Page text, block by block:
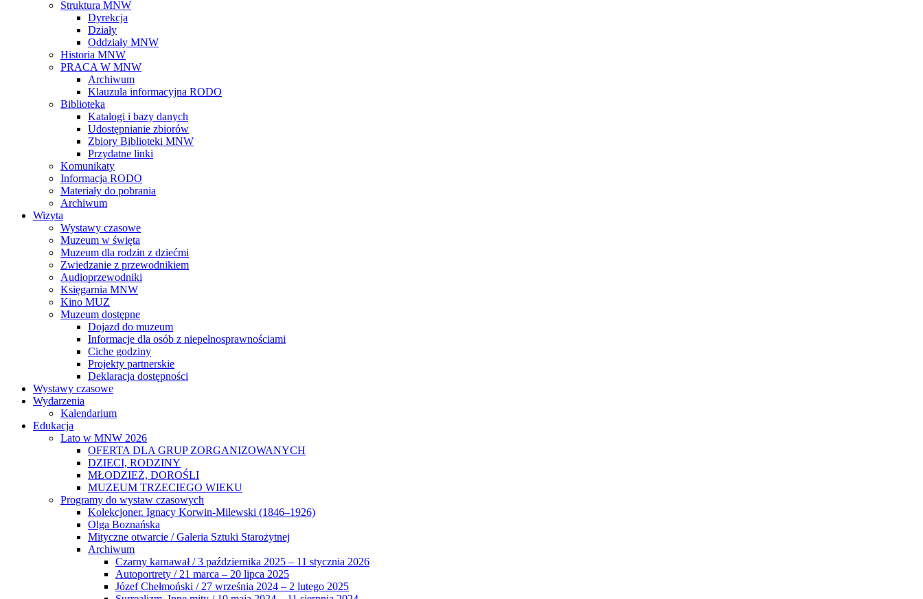
Struktura MNW
Dyrekcja
Działy
Oddziały MNW
Historia MNW
PRACA W MNW
Archiwum
Klauzula informacyjna RODO
Biblioteka
Katalogi i bazy danych
Udostępnianie zbiorów
Zbiory Biblioteki MNW
Przydatne linki
Komunikaty
Informacja RODO
Materiały do pobrania
Archiwum
Wizyta
Wystawy czasowe
Muzeum w święta
Muzeum dla rodzin z dziećmi
Zwiedzanie z przewodnikiem
Audioprzewodniki
Księgarnia MNW
Kino MUZ
Muzeum dostępne
Dojazd do muzeum
Informacje dla osób z niepełnosprawnościami
Ciche godziny
Projekty partnerskie
Deklaracja dostępności
Wystawy czasowe
Wydarzenia
Kalendarium
Edukacja
Lato w MNW 2026
OFERTA DLA GRUP ZORGANIZOWANYCH
DZIECI, RODZINY
MŁODZIEŻ, DOROŚLI
MUZEUM TRZECIEGO WIEKU
Programy do wystaw czasowych
Kolekcjoner. Ignacy Korwin-Milewski (1846–1926)
Olga Boznańska
Mityczne otwarcie / Galeria Sztuki Starożytnej
Archiwum
Czarny karnawał / 3 października 2025 – 11 stycznia 2026
Autoportrety / 21 marca – 20 lipca 2025
Józef Chełmoński / 27 września 2024 – 2 lutego 2025